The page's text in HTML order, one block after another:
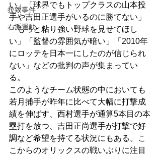
拉致事件
右派運動
い」「球界でもトップクラスの山本投
手や吉田正選手がいるのに勝てない」
「もっと粘り強い野球を見せてほし
い」「監督の雰囲気が暗い」「2010年
にロッテを日本一にしたのが信じられ
ない」などの批判の声が集まってい
る。
このようなチーム状態の中においても
若月捕手が昨年に比べて大幅に打撃成
績を伸ばす、西村選手が通算5本目の本
塁打を放つ、吉田正尚選手が打撃で好
調など希望を持てる状況にもある。こ
こからのオリックスの戦いぶりに注目